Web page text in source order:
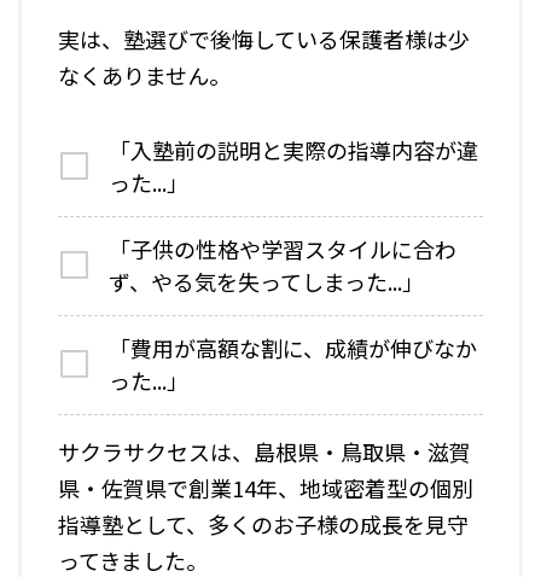
実は、塾選びで後悔している保護者様は少
なくありません。
「入塾前の説明と実際の指導内容が違
った...」
「子供の性格や学習スタイルに合わ
ず、やる気を失ってしまった...」
「費用が高額な割に、成績が伸びなか
った...」
サクラサクセスは、島根県・鳥取県・滋賀
県・佐賀県で創業14年、地域密着型の個別
指導塾として、多くのお子様の成長を見守
ってきました。